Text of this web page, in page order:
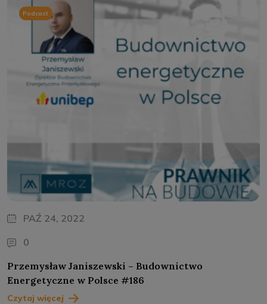
Podcast
PAŹ 24, 2022
0
Przemysław Janiszewski – Budownictwo
Energetyczne w Polsce #186
Czytaj więcej